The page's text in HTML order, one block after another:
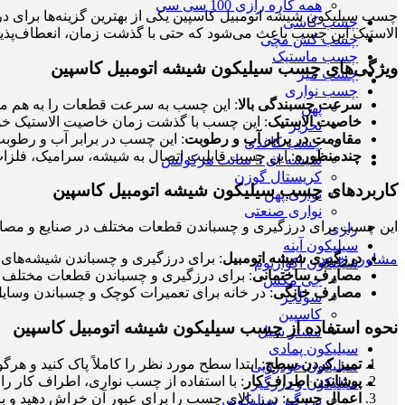
همه کاره رازی 100 سی سی
چسب کاشی
چسب کش مچی
چسب ماستیک
چسب میز
چسب نواری
پهن
تحریر
چسب کاغذی
شیشه ای 5 سانت هرکولس
کریستال گوزن
نواری پهن
نواری صنعتی
رازی
سیلیکون آینه
سیلیکون اکواریوم
جی مکس
سولجر
کاسپین
مستر سیل
سیلیکون پمادی
سیلیکون خودرویی
سیلیکون و درزگیر
درزگیر سیلیکونی
مشاوره خرید
چسب سیلیکون شیشه اتومبیل کاسپین یکی از بهترین گزینه‌ها
الاستیک این چسب باعث می‌شود که حتی با گذشت زمان،
ویژگی‌های چسب سیلیکون شیشه اتومبیل کاسپین
سرعت چسبندگی بالا: این چسب به سرعت قطعات را به هم
خاصیت الاستیک: این چسب با گذشت زمان خاصیت الاستیک
مقاومت در برابر آب و رطوبت: این چسب در برابر آب و
چندمنظوره: این چسب قابلیت اتصال به شیشه، سرامیک،
کاربردهای چسب سیلیکون شیشه اتومبیل کاسپین
این چسب برای درزگیری و چسباندن قطعات مختلف در صنایع و
درزگیری شیشه اتومبیل: برای درزگیری و چسباندن
مصارف ساختمانی: برای درزگیری و چسباندن قطعات مختلف
مصارف خانگی: در خانه برای تعمیرات کوچک و چسباندن
نحوه استفاده از چسب سیلیکون شیشه اتومبیل کاسپین
تمیز کردن سطح: ابتدا سطح مورد نظر را کاملاً پاک کنید و
پوشاندن اطراف کار : با استفاده از چسب نواری، اطراف کار
اعمال چسب: درز بالای چسب را برای عبور آن خراش دهید و